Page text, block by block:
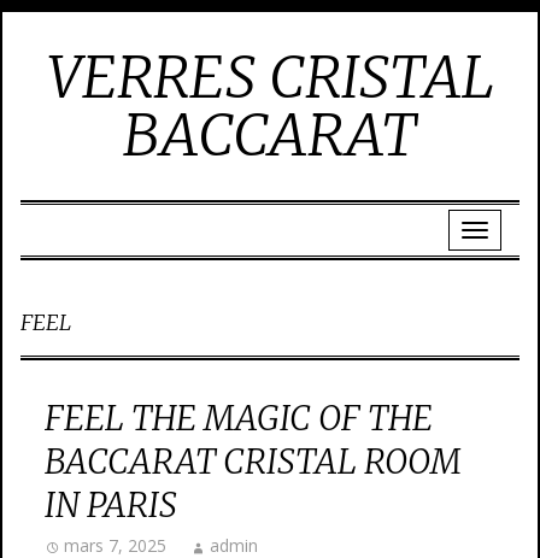
VERRES CRISTAL
BACCARAT
FEEL
FEEL THE MAGIC OF THE
BACCARAT CRISTAL ROOM
IN PARIS
mars 7, 2025 admin